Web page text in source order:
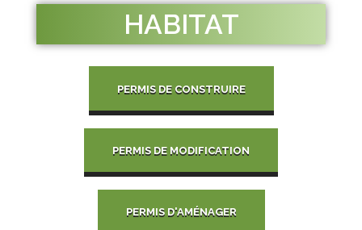
HABITAT
PERMIS DE CONSTRUIRE
PERMIS DE MODIFICATION
PERMIS D'AMÉNAGER